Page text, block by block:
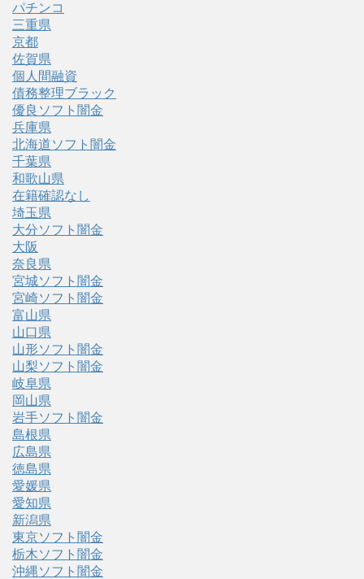
パチンコ
三重県
京都
佐賀県
個人間融資
債務整理ブラック
優良ソフト闇金
兵庫県
北海道ソフト闇金
千葉県
和歌山県
在籍確認なし
埼玉県
大分ソフト闇金
大阪
奈良県
宮城ソフト闇金
宮崎ソフト闇金
富山県
山口県
山形ソフト闇金
山梨ソフト闇金
岐阜県
岡山県
岩手ソフト闇金
島根県
広島県
徳島県
愛媛県
愛知県
新潟県
東京ソフト闇金
栃木ソフト闇金
沖縄ソフト闇金